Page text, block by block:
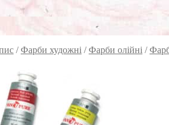
/Фарби художні /Фарби олійні /